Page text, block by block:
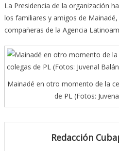
La Presidencia de la organización
los familiares y amigos de
compañeras de la Agencia
Mainadé en otro momento de la
de PL (Fotos:
Redacción